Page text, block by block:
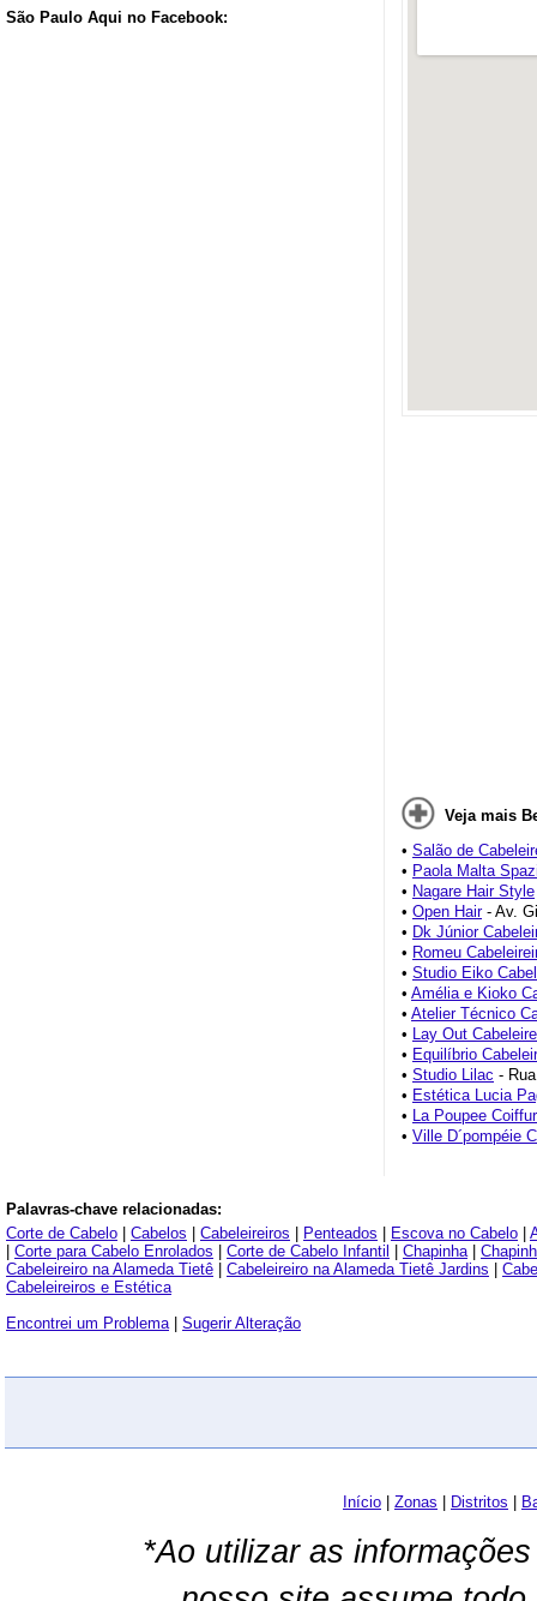
São Paulo Aqui no Facebook:
Veja mais
• Salão de
• Paola Malta
• Nagare Hair Style
• Open Hair- Av.
• Dk Júnior
• Romeu
• Studio Eiko
• Amélia e Kioko
• Atelier Técnico
• Lay Out
• Equilíbrio
• Studio Lilac -
• Estética Lucia
• La Poupee
• Ville D´pompéie
Palavras-chave relacionadas:
Corte de Cabelo
Cabelos Cabeleireiros Penteados Escova no Cabelo
Corte para Cabelo Enrolados Corte de Cabelo Infantil Chapinha|
Cabeleireiro na Alameda Tietê
Cabeleireiro na Alameda Tietê Jardins
Cabeleireiros e Estética
Encontrei um Problema| Sugerir Alteração
Início Zonas Distritos
*Ao utilizar as